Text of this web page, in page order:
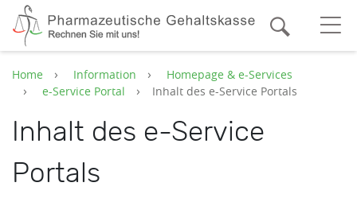
Zum Hauptinhalt springen Suche
Home Information
Homepage & e-Services
e-Service Portal
Inhalt des e-Service Portals
Inhalt des e-Service
Portals